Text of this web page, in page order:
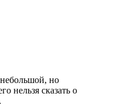
но
нельзя сказать о